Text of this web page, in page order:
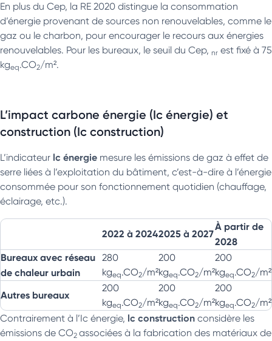
En plus du Cep, la RE 2020 distingue la consommation
d’énergie provenant de sources non renouvelables, comme le
gaz ou le charbon, pour encourager le recours aux énergies
renouvelables. Pour les bureaux, le seuil du Cep, nr est fixé à 75
kgeq.CO2/m².
L’impact carbone énergie (Ic énergie) et
construction (Ic construction)
L’indicateur lc énergie mesure les émissions de gaz à effet de
serre liées à l’exploitation du bâtiment, c’est-à-dire à l’énergie
consommée pour son fonctionnement quotidien (chauffage,
éclairage, etc.).
2022 à 20242025 à 2027
À partir de
2028
Bureaux avec réseau
de chaleur urbain
280
kgeq.CO2/m²
200
kgeq.CO2/m²
200
kgeq.CO2/m²
Autres bureaux
200
kgeq.CO2/m²
200
kgeq.CO2/m²
200
kgeq.CO2/m²
Contrairement à l’Ic énergie, lc construction considère les
émissions de CO2 associées à la fabrication des matériaux de